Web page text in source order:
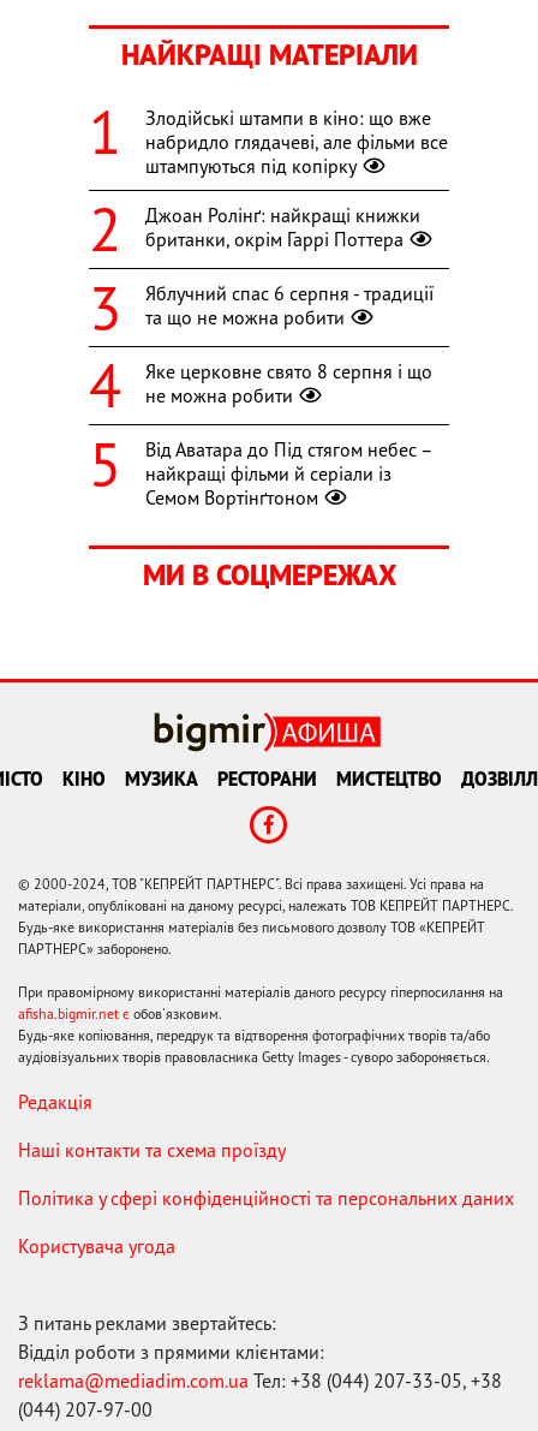
НАЙКРАЩІ МАТЕРІАЛИ
Злодійські штампи в кіно: що вже
набридло глядачеві, але фільми все
штампуються під копірку
Джоан Ролінґ: найкращі книжки
британки, окрім Гаррі Поттера
Яблучний спас 6 серпня - традиції
та що не можна робити
Яке церковне свято 8 серпня і що
не можна робити
Від Аватара до Під стягом небес –
найкращі фільми й серіали із
Семом Вортінґтоном
МИ В СОЦМЕРЕЖАХ
КІНО МУЗИКА РЕСТОРАНИ МИСТЕЦТВО
© 2000-2024, ТОВ "КЕПРЕЙТ ПАРТНЕРС". Всі права захищені. Усі права на
матеріали, опубліковані на даному ресурсі, належать ТОВ КЕПРЕЙТ ПАРТНЕРС.
Будь-яке використання матеріалів без письмового дозволу ТОВ «КЕПРЕЙТ
ПАРТНЕРС» заборонено.
При правомірному використанні матеріалів даного ресурсу гіперпосилання на
afisha.bigmir.net є обов'язковим.
Будь-яке копіювання, передрук та відтворення фотографічних творів та/або
аудіовізуальних творів правовласника Getty Images - суворо забороняється.
Редакція
Наші контакти та схема проїзду
Політика у сфері конфіденційності та персональних даних
Користувача угода
З питань реклами звертайтесь:
Відділ роботи з прямими клієнтами:
reklama@mediadim.com.ua Тел: +38 (044) 207-33-05, +38
(044) 207-97-00